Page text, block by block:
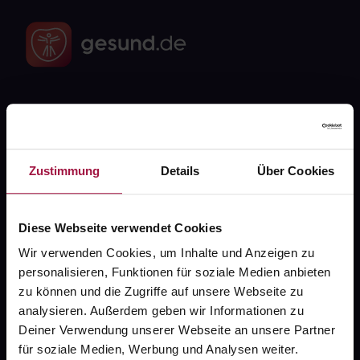
Zustimmung Details Über Cookies
Diese Webseite verwendet Cookies
Wir verwenden Cookies, um Inhalte und Anzeigen zu
personalisieren, Funktionen für soziale Medien anbieten
zu können und die Zugriffe auf unsere Webseite zu
analysieren. Außerdem geben wir Informationen zu
Deiner Verwendung unserer Webseite an unsere Partner
für soziale Medien, Werbung und Analysen weiter.
FAQ
gesund.de
Über uns